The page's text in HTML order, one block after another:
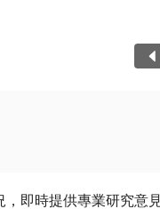
即時提供專業研究意